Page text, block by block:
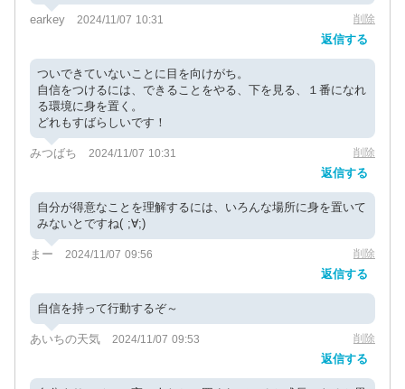
earkey 2024/11/07 10:31 削除
返信する
ついできていないことに目を向けがち。
自信をつけるには、できることをやる、下を見る、１番になれ
る環境に身を置く。
どれもすばらしいです！
みつばち 2024/11/07 10:31 削除
返信する
自分が得意なことを理解するには、いろんな場所に身を置いて
みないとですね( ;∀;)
まー 2024/11/07 09:56 削除
返信する
自信を持って行動するぞ～
あいちの天気 2024/11/07 09:53 削除
返信する